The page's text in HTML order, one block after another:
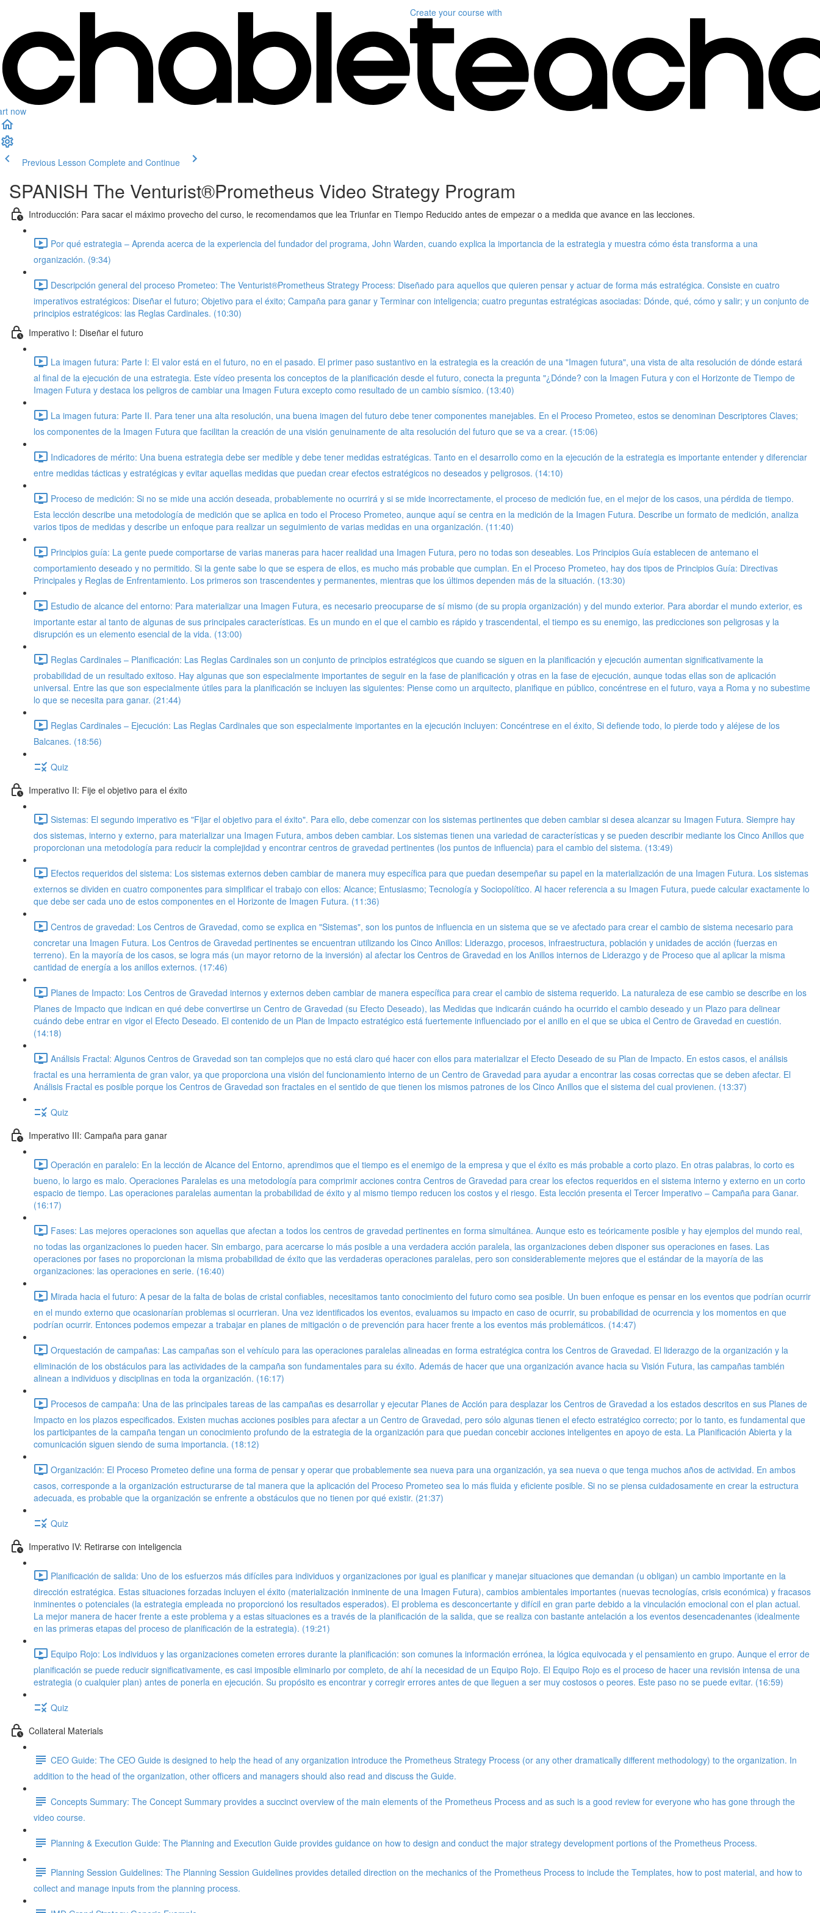
now
Create your course with
Previous Lesson Complete and Continue
SPANISH The Venturist®Prometheus Video Strategy Program
Introducción: Para sacar el máximo provecho del curso, le recomendamos que lea Triunfar en Tiempo Reducido antes de empezar o a medida que avance en las lecciones.
Por qué estrategia – Aprenda acerca de la experiencia del fundador del programa, John Warden, cuando explica la importancia de la estrategia y muestra cómo ésta transforma a una
organización. (9:34)
Descripción general del proceso Prometeo: The Venturist®Prometheus Strategy Process: Diseñado para aquellos que quieren pensar y actuar de forma más estratégica. Consiste en cuatro
imperativos estratégicos: Diseñar el futuro; Objetivo para el éxito; Campaña para ganar y Terminar con inteligencia; cuatro preguntas estratégicas asociadas: Dónde, qué, cómo y salir; y un conjunto de
principios estratégicos: las Reglas Cardinales. (10:30)
Imperativo I: Diseñar el futuro
La imagen futura: Parte I: El valor está en el futuro, no en el pasado. El primer paso sustantivo en la estrategia es la creación de una "Imagen futura", una vista de alta resolución de dónde estará
al final de la ejecución de una estrategia. Este vídeo presenta los conceptos de la planificación desde el futuro, conecta la pregunta "¿Dónde? con la Imagen Futura y con el Horizonte de Tiempo de
Imagen Futura y destaca los peligros de cambiar una Imagen Futura excepto como resultado de un cambio sísmico. (13:40)
La imagen futura: Parte II. Para tener una alta resolución, una buena imagen del futuro debe tener componentes manejables. En el Proceso Prometeo, estos se denominan Descriptores Claves;
los componentes de la Imagen Futura que facilitan la creación de una visión genuinamente de alta resolución del futuro que se va a crear. (15:06)
Indicadores de mérito: Una buena estrategia debe ser medible y debe tener medidas estratégicas. Tanto en el desarrollo como en la ejecución de la estrategia es importante entender y diferenciar
entre medidas tácticas y estratégicas y evitar aquellas medidas que puedan crear efectos estratégicos no deseados y peligrosos. (14:10)
Proceso de medición: Si no se mide una acción deseada, probablemente no ocurrirá y si se mide incorrectamente, el proceso de medición fue, en el mejor de los casos, una pérdida de tiempo.
Esta lección describe una metodología de medición que se aplica en todo el Proceso Prometeo, aunque aquí se centra en la medición de la Imagen Futura. Describe un formato de medición, analiza
varios tipos de medidas y describe un enfoque para realizar un seguimiento de varias medidas en una organización. (11:40)
Principios guía: La gente puede comportarse de varias maneras para hacer realidad una Imagen Futura, pero no todas son deseables. Los Principios Guía establecen de antemano el
comportamiento deseado y no permitido. Si la gente sabe lo que se espera de ellos, es mucho más probable que cumplan. En el Proceso Prometeo, hay dos tipos de Principios Guía: Directivas
Principales y Reglas de Enfrentamiento. Los primeros son trascendentes y permanentes, mientras que los últimos dependen más de la situación. (13:30)
Estudio de alcance del entorno: Para materializar una Imagen Futura, es necesario preocuparse de sí mismo (de su propia organización) y del mundo exterior. Para abordar el mundo exterior, es
importante estar al tanto de algunas de sus principales características. Es un mundo en el que el cambio es rápido y trascendental, el tiempo es su enemigo, las predicciones son peligrosas y la
disrupción es un elemento esencial de la vida. (13:00)
Reglas Cardinales – Planificación: Las Reglas Cardinales son un conjunto de principios estratégicos que cuando se siguen en la planificación y ejecución aumentan significativamente la
probabilidad de un resultado exitoso. Hay algunas que son especialmente importantes de seguir en la fase de planificación y otras en la fase de ejecución, aunque todas ellas son de aplicación
universal. Entre las que son especialmente útiles para la planificación se incluyen las siguientes: Piense como un arquitecto, planifique en público, concéntrese en el futuro, vaya a Roma y no subestime
lo que se necesita para ganar. (21:44)
Reglas Cardinales – Ejecución: Las Reglas Cardinales que son especialmente importantes en la ejecución incluyen: Concéntrese en el éxito, Si defiende todo, lo pierde todo y aléjese de los
Balcanes. (18:56)
Quiz
Imperativo II: Fije el objetivo para el éxito
Sistemas: El segundo imperativo es "Fijar el objetivo para el éxito". Para ello, debe comenzar con los sistemas pertinentes que deben cambiar si desea alcanzar su Imagen Futura. Siempre hay
dos sistemas, interno y externo, para materializar una Imagen Futura, ambos deben cambiar. Los sistemas tienen una variedad de características y se pueden describir mediante los Cinco Anillos que
proporcionan una metodología para reducir la complejidad y encontrar centros de gravedad pertinentes (los puntos de influencia) para el cambio del sistema. (13:49)
Efectos requeridos del sistema: Los sistemas externos deben cambiar de manera muy específica para que puedan desempeñar su papel en la materialización de una Imagen Futura. Los sistemas
externos se dividen en cuatro componentes para simplificar el trabajo con ellos: Alcance; Entusiasmo; Tecnología y Sociopolítico. Al hacer referencia a su Imagen Futura, puede calcular exactamente lo
que debe ser cada uno de estos componentes en el Horizonte de Imagen Futura. (11:36)
Centros de gravedad: Los Centros de Gravedad, como se explica en "Sistemas", son los puntos de influencia en un sistema que se ve afectado para crear el cambio de sistema necesario para
concretar una Imagen Futura. Los Centros de Gravedad pertinentes se encuentran utilizando los Cinco Anillos: Liderazgo, procesos, infraestructura, población y unidades de acción (fuerzas en
terreno). En la mayoría de los casos, se logra más (un mayor retorno de la inversión) al afectar los Centros de Gravedad en los Anillos internos de Liderazgo y de Proceso que al aplicar la misma
cantidad de energía a los anillos externos. (17:46)
Planes de Impacto: Los Centros de Gravedad internos y externos deben cambiar de manera específica para crear el cambio de sistema requerido. La naturaleza de ese cambio se describe en los
Planes de Impacto que indican en qué debe convertirse un Centro de Gravedad (su Efecto Deseado), las Medidas que indicarán cuándo ha ocurrido el cambio deseado y un Plazo para delinear
cuándo debe entrar en vigor el Efecto Deseado. El contenido de un Plan de Impacto estratégico está fuertemente influenciado por el anillo en el que se ubica el Centro de Gravedad en cuestión.
(14:18)
Análisis Fractal: Algunos Centros de Gravedad son tan complejos que no está claro qué hacer con ellos para materializar el Efecto Deseado de su Plan de Impacto. En estos casos, el análisis
fractal es una herramienta de gran valor, ya que proporciona una visión del funcionamiento interno de un Centro de Gravedad para ayudar a encontrar las cosas correctas que se deben afectar. El
Análisis Fractal es posible porque los Centros de Gravedad son fractales en el sentido de que tienen los mismos patrones de los Cinco Anillos que el sistema del cual provienen. (13:37)
Quiz
Imperativo III: Campaña para ganar
Operación en paralelo: En la lección de Alcance del Entorno, aprendimos que el tiempo es el enemigo de la empresa y que el éxito es más probable a corto plazo. En otras palabras, lo corto es
bueno, lo largo es malo. Operaciones Paralelas es una metodología para comprimir acciones contra Centros de Gravedad para crear los efectos requeridos en el sistema interno y externo en un corto
espacio de tiempo. Las operaciones paralelas aumentan la probabilidad de éxito y al mismo tiempo reducen los costos y el riesgo. Esta lección presenta el Tercer Imperativo – Campaña para Ganar.
(16:17)
Fases: Las mejores operaciones son aquellas que afectan a todos los centros de gravedad pertinentes en forma simultánea. Aunque esto es teóricamente posible y hay ejemplos del mundo real,
no todas las organizaciones lo pueden hacer. Sin embargo, para acercarse lo más posible a una verdadera acción paralela, las organizaciones deben disponer sus operaciones en fases. Las
operaciones por fases no proporcionan la misma probabilidad de éxito que las verdaderas operaciones paralelas, pero son considerablemente mejores que el estándar de la mayoría de las
organizaciones: las operaciones en serie. (16:40)
Mirada hacia el futuro: A pesar de la falta de bolas de cristal confiables, necesitamos tanto conocimiento del futuro como sea posible. Un buen enfoque es pensar en los eventos que podrían ocurrir
en el mundo externo que ocasionarían problemas si ocurrieran. Una vez identificados los eventos, evaluamos su impacto en caso de ocurrir, su probabilidad de ocurrencia y los momentos en que
podrían ocurrir. Entonces podemos empezar a trabajar en planes de mitigación o de prevención para hacer frente a los eventos más problemáticos. (14:47)
Orquestación de campañas: Las campañas son el vehículo para las operaciones paralelas alineadas en forma estratégica contra los Centros de Gravedad. El liderazgo de la organización y la
eliminación de los obstáculos para las actividades de la campaña son fundamentales para su éxito. Además de hacer que una organización avance hacia su Visión Futura, las campañas también
alinean a individuos y disciplinas en toda la organización. (16:17)
Procesos de campaña: Una de las principales tareas de las campañas es desarrollar y ejecutar Planes de Acción para desplazar los Centros de Gravedad a los estados descritos en sus Planes de
Impacto en los plazos especificados. Existen muchas acciones posibles para afectar a un Centro de Gravedad, pero sólo algunas tienen el efecto estratégico correcto; por lo tanto, es fundamental que
los participantes de la campaña tengan un conocimiento profundo de la estrategia de la organización para que puedan concebir acciones inteligentes en apoyo de esta. La Planificación Abierta y la
comunicación siguen siendo de suma importancia. (18:12)
Organización: El Proceso Prometeo define una forma de pensar y operar que probablemente sea nueva para una organización, ya sea nueva o que tenga muchos años de actividad. En ambos
casos, corresponde a la organización estructurarse de tal manera que la aplicación del Proceso Prometeo sea lo más fluida y eficiente posible. Si no se piensa cuidadosamente en crear la estructura
adecuada, es probable que la organización se enfrente a obstáculos que no tienen por qué existir. (21:37)
Quiz
Imperativo IV: Retirarse con inteligencia
Planificación de salida: Uno de los esfuerzos más difíciles para individuos y organizaciones por igual es planificar y manejar situaciones que demandan (u obligan) un cambio importante en la
dirección estratégica. Estas situaciones forzadas incluyen el éxito (materialización inminente de una Imagen Futura), cambios ambientales importantes (nuevas tecnologías, crisis económica) y fracasos
inminentes o potenciales (la estrategia empleada no proporcionó los resultados esperados). El problema es desconcertante y difícil en gran parte debido a la vinculación emocional con el plan actual.
La mejor manera de hacer frente a este problema y a estas situaciones es a través de la planificación de la salida, que se realiza con bastante antelación a los eventos desencadenantes (idealmente
en las primeras etapas del proceso de planificación de la estrategia). (19:21)
Equipo Rojo: Los individuos y las organizaciones cometen errores durante la planificación: son comunes la información errónea, la lógica equivocada y el pensamiento en grupo. Aunque el error de
planificación se puede reducir significativamente, es casi imposible eliminarlo por completo, de ahí la necesidad de un Equipo Rojo. El Equipo Rojo es el proceso de hacer una revisión intensa de una
estrategia (o cualquier plan) antes de ponerla en ejecución. Su propósito es encontrar y corregir errores antes de que lleguen a ser muy costosos o peores. Este paso no se puede evitar. (16:59)
Quiz
Collateral Materials
CEO Guide: The CEO Guide is designed to help the head of any organization introduce the Prometheus Strategy Process (or any other dramatically different methodology) to the organization. In
addition to the head of the organization, other officers and managers should also read and discuss the Guide.
Concepts Summary: The Concept Summary provides a succinct overview of the main elements of the Prometheus Process and as such is a good review for everyone who has gone through the
video course.
Planning & Execution Guide: The Planning and Execution Guide provides guidance on how to design and conduct the major strategy development portions of the Prometheus Process.
Planning Session Guidelines: The Planning Session Guidelines provides detailed direction on the mechanics of the Prometheus Process to include the Templates, how to post material, and how to
collect and manage inputs from the planning process.